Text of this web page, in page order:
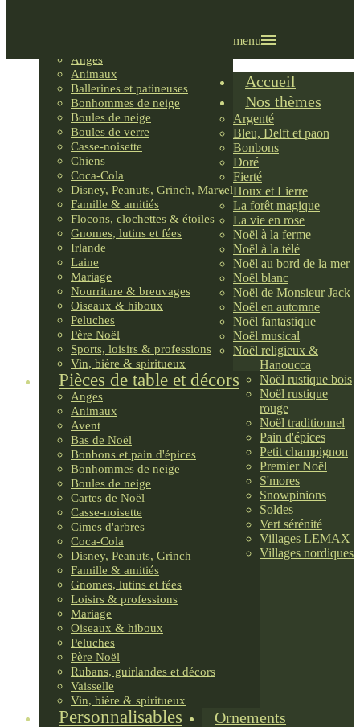
Anges
Animaux
Ballerines et patineuses
Bonhommes de neige
Boules de neige
Boules de verre
Casse-noisette
Chiens
Coca-Cola
Disney, Peanuts, Grinch, Marvel
Famille & amitiés
Flocons, clochettes & étoiles
Gnomes, lutins et fées
Irlande
Laine
Mariage
Nourriture & breuvages
Oiseaux & hiboux
Peluches
Père Noël
Sports, loisirs & professions
Vin, bière & spiritueux
Pièces de table et décors
Anges
Animaux
Avent
Bas de Noël
Bonbons et pain d'épices
Bonhommes de neige
Boules de neige
Cartes de Noël
Casse-noisette
Cimes d'arbres
Coca-Cola
Disney, Peanuts, Grinch
Famille & amitiés
Gnomes, lutins et fées
Loisirs & professions
Mariage
Oiseaux & hiboux
Peluches
Père Noël
Rubans, guirlandes et décors
Vaisselle
Vin, bière & spiritueux
Personnalisables
menu
Accueil
Nos thèmes
Argenté
Bleu, Delft et paon
Bonbons
Doré
Fierté
Houx et Lierre
La forêt magique
La vie en rose
Noël à la ferme
Noël à la télé
Noël au bord de la mer
Noël blanc
Noël de Monsieur Jack
Noël en automne
Noël fantastique
Noël musical
Noël religieux &
Hanoucca
Noël rustique bois
Noël rustique
rouge
Noël traditionnel
Pain d'épices
Petit champignon
Premier Noël
S'mores
Snowpinions
Soldes
Vert sérénité
Villages LEMAX
Villages nordiques
Ornements